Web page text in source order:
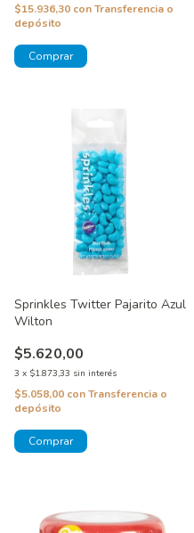
$15.936,30 conTransferencia o
depósito
Sprinkles Twitter Pajarito Azul
Wilton
$5.620,00
3 x $1.873,33 sin interés
$5.058,00 conTransferencia o
depósito